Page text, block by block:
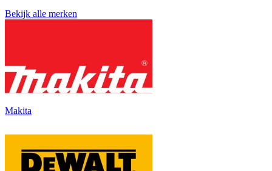
Bekijk alle merken
Makita